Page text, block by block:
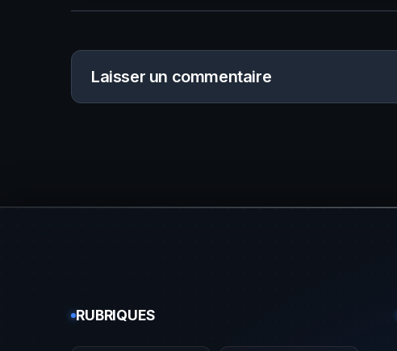
Laisser un commentaire
RUBRIQUES